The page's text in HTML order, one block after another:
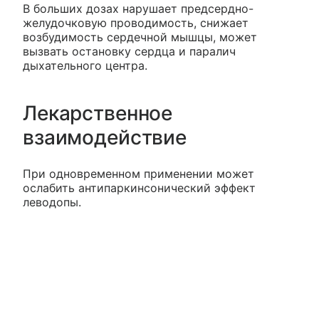
В больших дозах нарушает предсердно-
желудочковую проводимость, снижает
возбудимость сердечной мышцы, может
вызвать остановку сердца и паралич
дыхательного центра.
Лекарственное
взаимодействие
При одновременном применении может
ослабить антипаркинсонический эффект
леводопы.